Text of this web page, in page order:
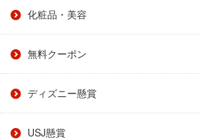
化粧品・美容
無料クーポン
ディズニー懸賞
USJ懸賞